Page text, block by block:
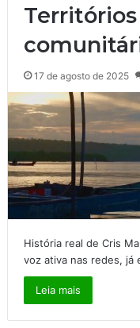
17 de agosto de 2025
História real de Cris
voz ativa nas redes, já
Leia mais